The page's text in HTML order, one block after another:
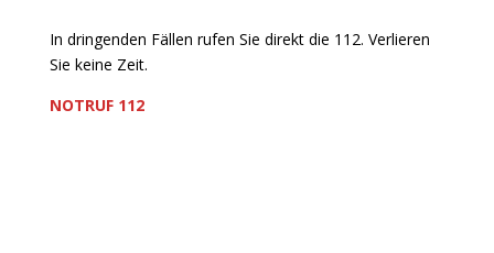
In dringenden Fällen rufen Sie direkt die 112. Verlieren
Sie keine Zeit.
NOTRUF 112